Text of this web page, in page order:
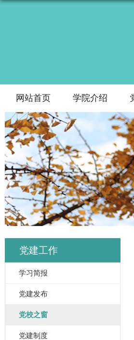
网站首页 学院介绍
党建工作
学习简报
党建发布
党校之窗
党建制度